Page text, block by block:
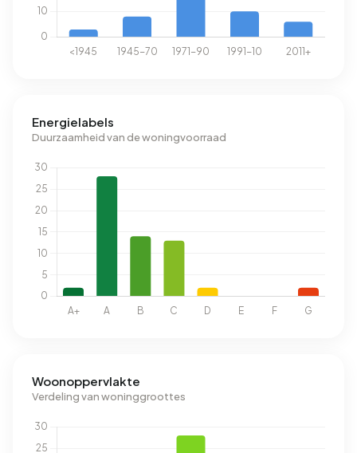
Energielabels
Duurzaamheid van de woningvoorraad
Woonoppervlakte
Verdeling van woninggroottes